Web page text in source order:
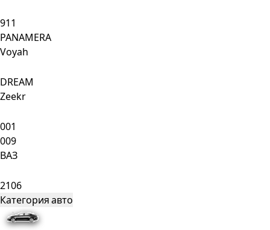
911
PANAMERA
Voyah
DREAM
Zeekr
001
009
ВАЗ
2106
Категория авто